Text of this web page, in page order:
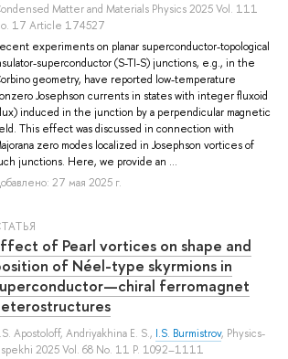
Matter and Materials Physics 2025 Vol. 111
17 Article 174527
experiments on planar superconductor-topological
superconductor (S-TI-S) junctions, e.g., in the
geometry, have reported low-temperature
Josephson currents in states with integer fluxoid
induced in the junction by a perpendicular magnetic
This effect was discussed in connection with
zero modes localized in Josephson vortices of
junctions. Here, we provide an ...
27 мая 2025 г.
of Pearl vortices on shape and
of Néel-type skyrmions in
ferromagnet
Apostoloff, Andriyakhina E. S., I.S. Burmistrov, Physics-
2025 Vol. 68 No. 11 P. 1092–1111